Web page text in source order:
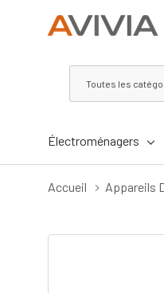
les
Électroménagers
Accueil Appareils